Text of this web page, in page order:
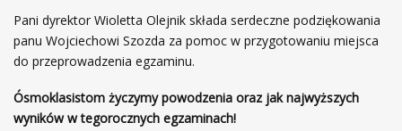
Pani dyrektor Wioletta Olejnik składa serdeczne podziękowania
panu Wojciechowi Szozda za pomoc w przygotowaniu miejsca
do przeprowadzenia egzaminu.
Ósmoklasistom życzymy powodzenia oraz jak najwyższych
wyników w tegorocznych egzaminach!